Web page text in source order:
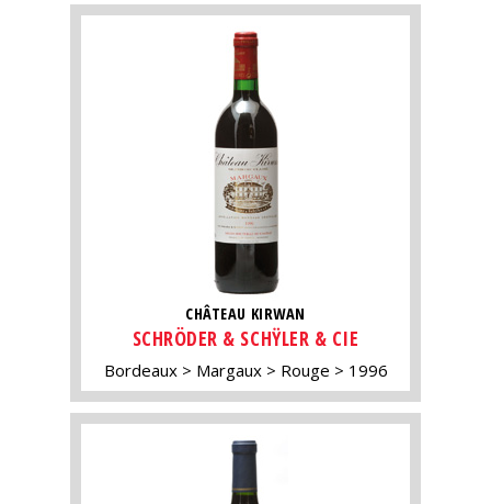
CHÂTEAU KIRWAN
SCHRÖDER & SCHŸLER & CIE
Bordeaux Margaux Rouge 1996